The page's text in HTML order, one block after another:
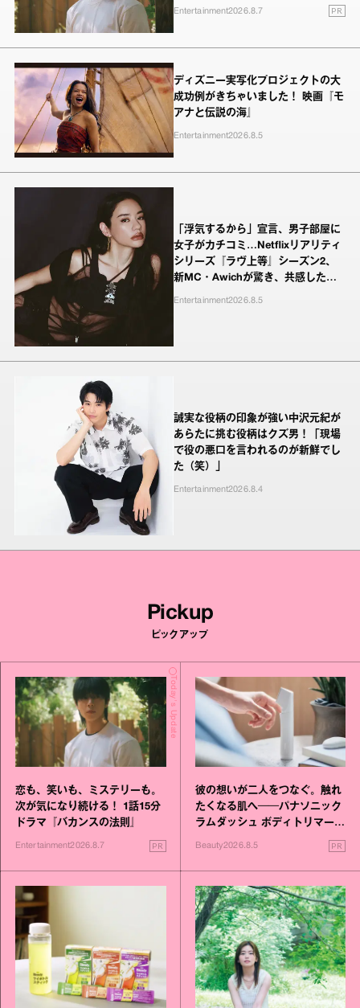
Entertainment2026.8.7 PR
ディズニー実写化プロジェクトの大
成功例がきちゃいました！ 映画『モ
アナと伝説の海』
Entertainment2026.8.5
「浮気するから」宣言、男子部屋に
女子がカチコミ…Netflixリアリティ
シリーズ『ラヴ上等』シーズン2、
新MC・Awichが驚き、共感したヤ
Entertainment2026.8.5
誠実な役柄の印象が強い中沢元紀が
あらたに挑む役柄はクズ男！「現場
で役の悪口を言われるのが新鮮でし
た（笑）」
Entertainment2026.8.4
Pickup
ピックアップ
Today's Update
恋も、笑いも、ミステリーも。
次が気になり続ける！ 1話15分
ドラマ『バカンスの法則』
Entertainment2026.8.7 PR
彼の想いが二人をつなぐ。触れ
たくなる肌へ──パナソニック
ラムダッシュ ボディトリマーが
Beauty2026.8.5 PR